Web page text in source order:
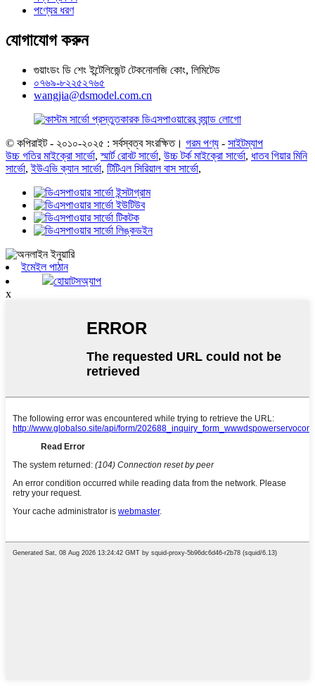
পণ্যের ধরণ
যোগাযোগ করুন
গুয়াংডং ডি শেং ইন্টেলিজেন্ট টেকনোলজি কোং, লিমিটেড
০৭৬৯-৮২২৫২৭৬৫
wangjia@dsmodel.com.cn
© কপিরাইট - ২০১০-২০২৫ : সর্বস্বত্ব সংরক্ষিত। গরম পণ্য - সাইটম্যাপ
উচ্চ গতির মাইক্রো সার্ভো,স্মার্ট রোবট সার্ভো, উচ্চ টর্ক মাইক্রো সার্ভো, ধাতব গিয়ার মিনি
সার্ভো,ইউএভি ক্যান সার্ভো, টিটিএল সিরিয়াল বাস সার্ভো,
ইমেইল পাঠান
হোয়াটসঅ্যাপ
x